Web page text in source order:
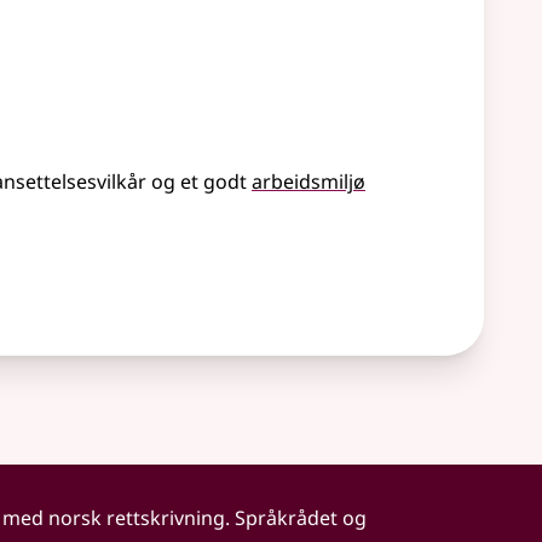
og et godtarbeidsmiljø
norsk rettskrivning. Språkrådet og